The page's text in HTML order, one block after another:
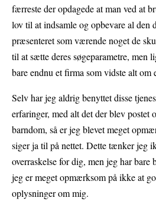
færreste der opdagede at man ved at
lov til at indsamle og opbevare al den
præsenteret som værende noget de
til at sætte deres søgeparametre, men
bare endnu et firma som vidste alt om
Selv har jeg aldrig benyttet disse
erfaringer, med alt det der blev postet
barndom, så er jeg blevet meget
siger ja til på nettet. Dette tænker jeg
overraskelse for dig, men jeg har bare
jeg er meget opmærksom på ikke at
oplysninger om mig.